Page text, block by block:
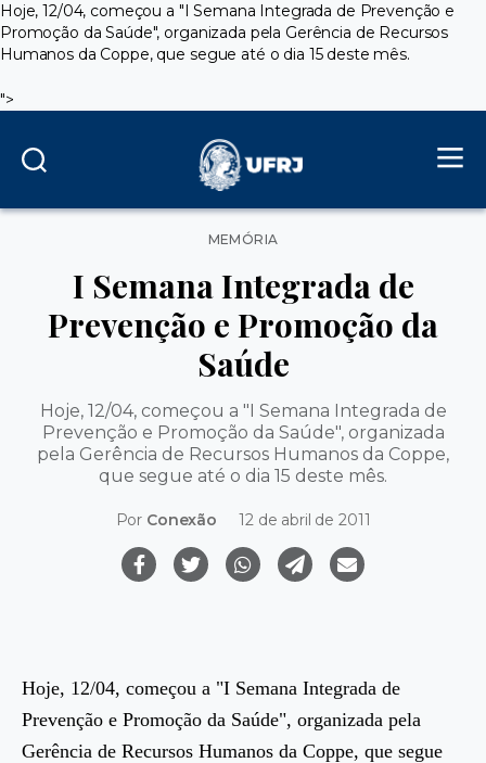
Hoje, 12/04, começou a "I Semana Integrada de Prevenção e
Promoção da Saúde", organizada pela Gerência de Recursos
Humanos da Coppe, que segue até o dia 15 deste mês.
">
Categorias
MEMÓRIA
I Semana Integrada de
Prevenção e Promoção da
Saúde
Hoje, 12/04, começou a "I Semana Integrada de
Prevenção e Promoção da Saúde", organizada
pela Gerência de Recursos Humanos da Coppe,
que segue até o dia 15 deste mês.
Por Conexão 12 de abril de 2011
Hoje, 12/04, começou a "I Semana Integrada de
Prevenção e Promoção da Saúde", organizada pela
Gerência de Recursos Humanos da Coppe, que segue